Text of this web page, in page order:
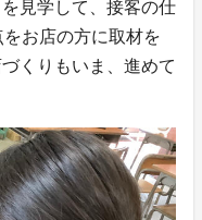
見学して、接客の仕
お店の方に取材を
くりもいま、進めて